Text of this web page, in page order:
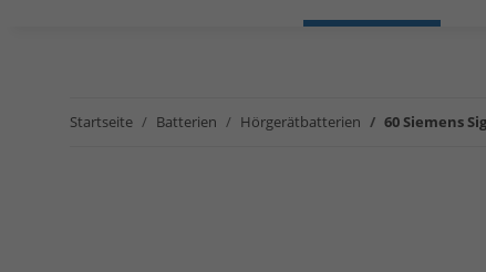
Startseite Batterien Hörgerätbatterien 60 Siemens